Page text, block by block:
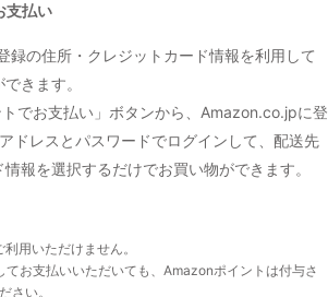
支払い
録の住所・クレジットカード情報を利用して
きます。
トでお支払い」ボタンから、Amazon.co.jpに登
ドレスとパスワードでログインして、配送先
報を選択するだけでお買い物ができます。
用いただけません。
お支払いいただいても、Amazonポイントは付与さ
さい。